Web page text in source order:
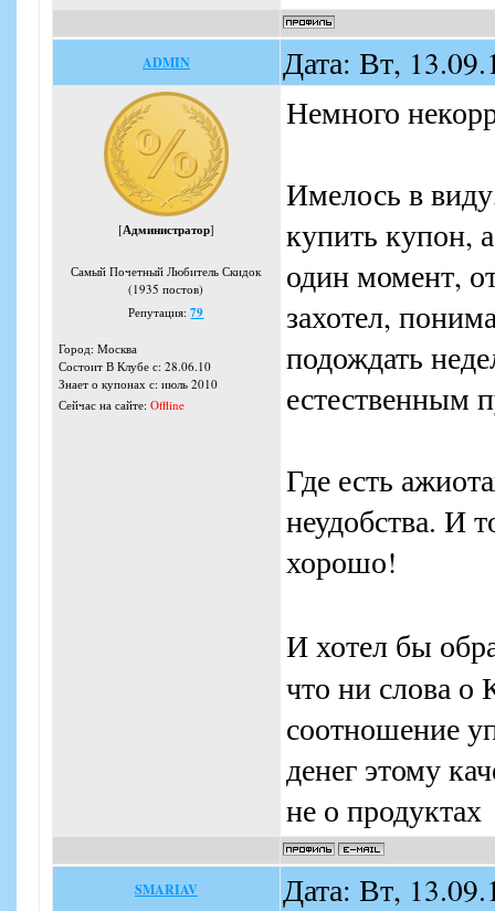
ADMIN Дата: Вт,
[Администратор]
Самый Почетный Любитель Скидок
(1935 постов)
Репутация:79
Город: Москва
Состоит В Клубе с: 28.06.10
Знает о купонах с: июль 2010
Сейчас на сайте: Offline
Немного
Имелось в
купить купон,
один момент,
захотел,
подождать
естественным
Где есть
неудобства. И
хорошо!
И хотел бы
что ни слова о
соотношение
денег этому
не о продуктах
SMARIAV Дата: Вт,